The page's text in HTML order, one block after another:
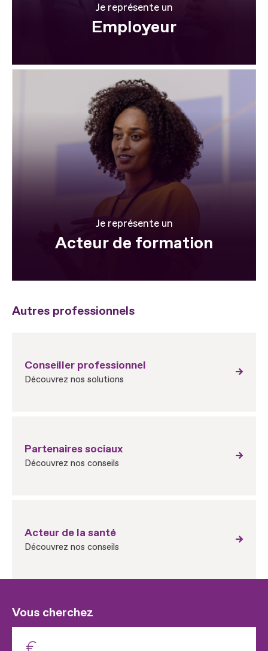
Je représente un
Employeur
Je représente un
Acteur de formation
Autres professionnels
Conseiller professionnel
Découvrez nos solutions
Partenaires sociaux
Découvrez nos conseils
Acteur de la santé
Découvrez nos conseils
Vous cherchez